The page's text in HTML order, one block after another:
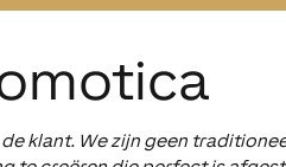
klant. We zijn geen